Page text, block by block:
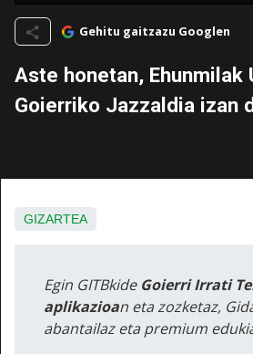
Gehitu gaitzazu Googlen
Aste honetan, Ehunmilak
Goierriko Jazzaldia izan
GIZARTEA
Egin GITBkide Goierri Irrati
aplikazioan eta zozketaz,
abantailaz eta premium